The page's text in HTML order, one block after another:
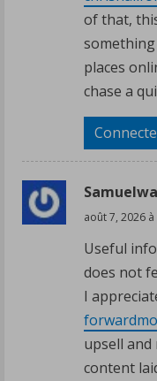
of that,
places
chase a
août 7, 2026
Useful
does not
I
upsell
content